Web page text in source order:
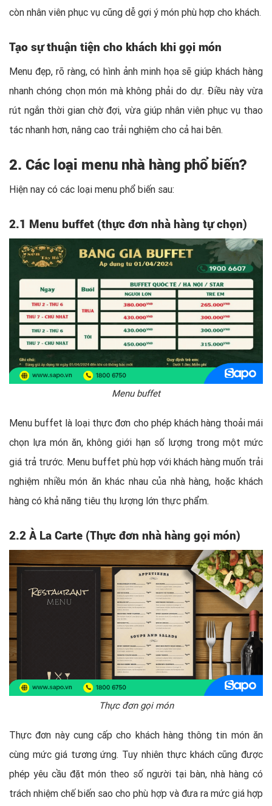
còn nhân viên phục vụ cũng dễ gợi ý món phù hợp cho khách.
Tạo sự thuận tiện cho khách khi gọi món
Menu đẹp, rõ ràng, có hình ảnh minh họa sẽ giúp khách hàng
nhanh chóng chọn món mà không phải do dự. Điều này vừa
rút ngắn thời gian chờ đợi, vừa giúp nhân viên phục vụ thao
tác nhanh hơn, nâng cao trải nghiệm cho cả hai bên.
2. Các loại menu nhà hàng phổ biến?
Hiện nay có các loại menu phổ biến sau:
2.1 Menu buffet (thực đơn nhà hàng tự chọn)
Menu buffet
Menu buffet là loại thực đơn cho phép khách hàng thoải mái
chọn lựa món ăn, không giới hạn số lượng trong một mức
giá trả trước. Menu buffet phù hợp với khách hàng muốn trải
nghiệm nhiều món ăn khác nhau của nhà hàng, hoặc khách
hàng có khả năng tiêu thụ lượng lớn thực phẩm.
2.2 À La Carte (Thực đơn nhà hàng gọi món)
Thực đơn gọi món
Thực đơn này cung cấp cho khách hàng thông tin món ăn
cùng mức giá tương ứng. Tuy nhiên thực khách cũng được
phép yêu cầu đặt món theo số người tại bàn, nhà hàng có
trách nhiệm chế biến sao cho phù hợp và đưa ra mức giá hợp